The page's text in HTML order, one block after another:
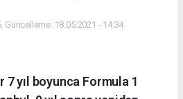
Güncelleme: 18.05.2021 - 14:34
7 yıl boyunca Formula 1